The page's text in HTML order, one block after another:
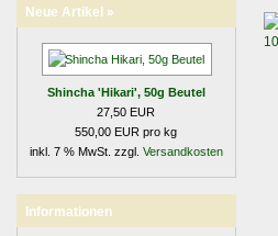
Neue Artikel »
Shincha 'Hikari', 50g Beutel
27,50 EUR
550,00 EUR pro kg
inkl. 7 % MwSt. zzgl. Versandkosten
Informationen